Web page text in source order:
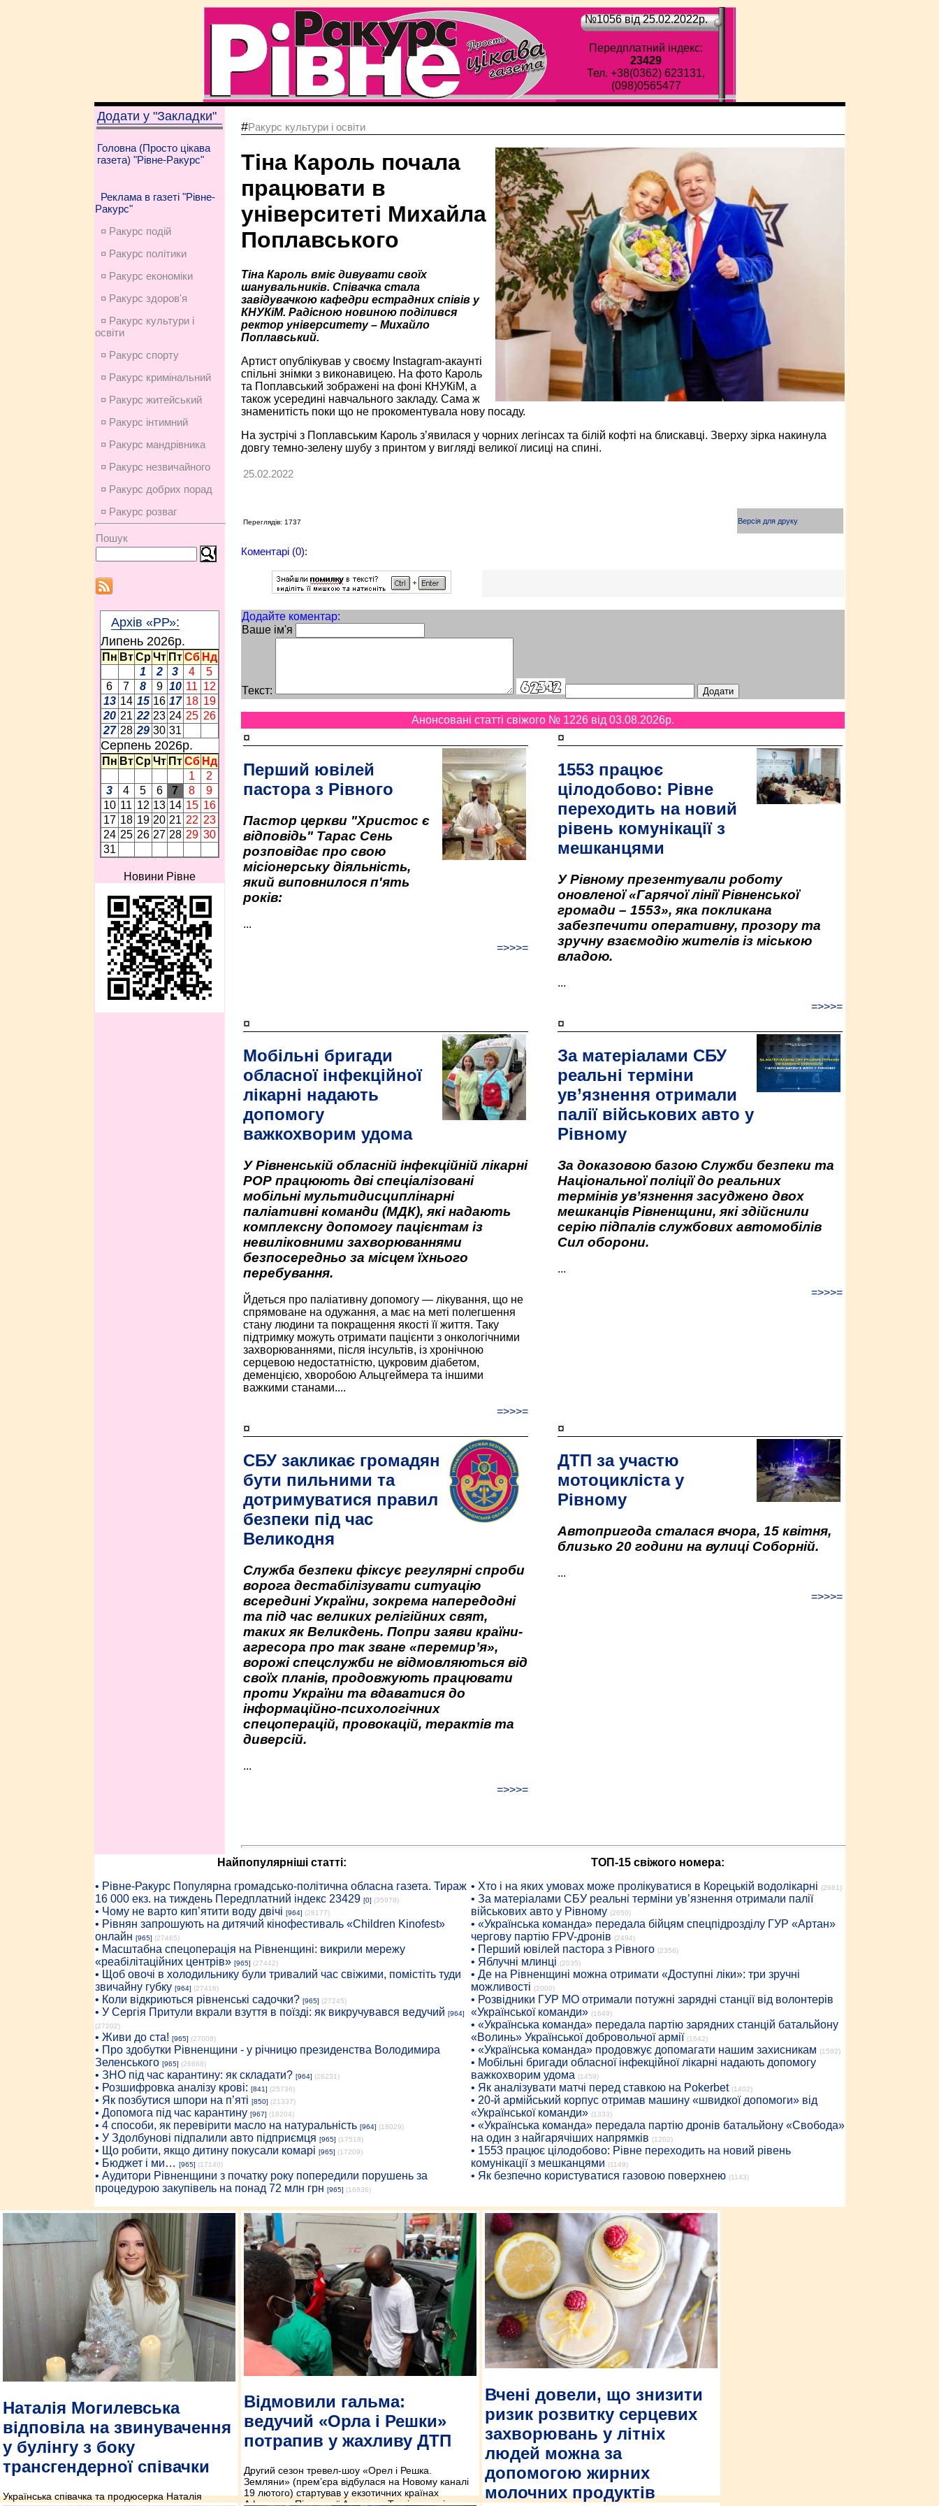
№1056 від 25.02.2022p.
Передплатний індекс:
23429
Тел. +38(0362) 623131,
(098)0565477
Додати у "Закладки"
Головна (Просто цікава
газета) "Рівне-Ракурс"
Реклама в газеті "Рівне-
Ракурс"
¤ Ракурс подій
¤ Ракурс політики
¤ Ракурс економiки
¤ Ракурс здоров'я
¤ Ракурс культури і
освіти
¤ Ракурс спорту
¤ Ракурс кримінальний
¤ Ракурс житейський
¤ Ракурс інтимний
¤ Ракурс мандрівника
¤ Ракурс незвичайного
¤ Ракурс добрих порад
¤ Ракурс розваг
Пошук
Архів «РР»:
Липень 2026p.
Пн Вт Ср Чт Пт Сб Нд
1
2 3 4
5
6
7 8 9 10 11 12
13 14 15 16 17 18 19
20 21 22 23 24 25 26
27 28 29 30 31
Серпень 2026p.
Пн Вт Ср Чт Пт Сб Нд
1
2
3
4 5 6 7 8
9
10 11 12 13 14 15 16
17 18 19 20 21 22 23
24 25 26 27 28 29 30
31
Новини Рівне
#Ракурс культури і освіти
Тіна Кароль почала
працювати в
університеті Михайла
Поплавського
Тіна Кароль вміє дивувати своїх
шанувальників. Співачка стала
завідувачкою кафедри естрадних співів у
КНУКіМ. Радісною новиною поділився
ректор університету – Михайло
Поплавський.
Артист опублікував у своєму Instagram-акаунті
спільні знімки з виконавицею. На фото Кароль
та Поплавський зображені на фоні КНУКіМ, а
також усередині навчального закладу. Сама ж
знаменитість поки що не прокоментувала нову посаду.
На зустрічі з Поплавським Кароль з’явилася у чорних легінсах та білій кофті на блискавці. Зверху зірка накинула
довгу темно-зелену шубу з принтом у вигляді великої лисиці на спині.
25.02.2022
Переглядів: 1737 Версія для друку
Коментарі (0):
Додайте коментар:
Ваше ім'я
Текст:
Анонсовані статті свіжого № 1226 від 03.08.2026p.
¤
Перший ювілей
пастора з Рівного
Пастор церкви "Христос є
відповідь" Тарас Сень
розповідає про свою
місіонерську діяльність,
який виповнилося п'ять
років:
...
=>>>=
¤
1553 працює
цілодобово: Рівне
переходить на новий
рівень комунікації з
мешканцями
У Рівному презентували роботу
оновленої «Гарячої лінії Рівненської
громади – 1553», яка покликана
забезпечити оперативну, прозору та
зручну взаємодію жителів із міською
владою.
...
=>>>=
¤
Мобільні бригади
обласної інфекційної
лікарні надають
допомогу
важкохворим удома
У Рівненській обласній інфекційній лікарні
РОР працюють дві спеціалізовані
мобільні мультидисциплінарні
паліативні команди (МДК), які надають
комплексну допомогу пацієнтам із
невиліковними захворюваннями
безпосередньо за місцем їхнього
перебування.
Йдеться про паліативну допомогу — лікування, що не
спрямоване на одужання, а має на меті полегшення
стану людини та покращення якості її життя. Таку
підтримку можуть отримати пацієнти з онкологічними
захворюваннями, після інсультів, із хронічною
серцевою недостатністю, цукровим діабетом,
деменцією, хворобою Альцгеймера та іншими
важкими станами....
=>>>=
¤
За матеріалами СБУ
реальні терміни
ув’язнення отримали
палії військових авто у
Рівному
За доказовою базою Служби безпеки та
Національної поліції до реальних
термінів ув’язнення засуджено двох
мешканців Рівненщини, які здійснили
серію підпалів службових автомобілів
Сил оборони.
...
=>>>=
¤
СБУ закликає громадян
бути пильними та
дотримуватися правил
безпеки під час
Великодня
Служба безпеки фіксує регулярні спроби
ворога дестабілізувати ситуацію
всередині України, зокрема напередодні
та під час великих релігійних свят,
таких як Великдень. Попри заяви країни-
агресора про так зване «перемир’я»,
ворожі спецслужби не відмовляються від
своїх планів, продовжують працювати
проти України та вдаватися до
інформаційно-психологічних
спецоперацій, провокацій, терактів та
диверсій.
...
=>>>=
¤
ДТП за участю
мотоцикліста у
Рівному
Автопригода сталася вчора, 15 квітня,
близько 20 години на вулиці Соборній.
...
=>>>=
Найпопулярніші статті:
• Рiвне-Ракурс Популярна громадсько-політична обласна газета. Тираж
16 000 екз. на тиждень Передплатний індекс 23429 [0] (35978)
• Чому не варто кип’ятити воду двічі [964] (28177)
• Рівнян запрошують на дитячий кінофестиваль «Children Kinofest»
онлайн [965] (27465)
• Масштабна спецоперація на Рівненщині: викрили мережу
«реабілітаційних центрів» [965] (27442)
• Щоб овочі в холодильнику були тривалий час свіжими, помістіть туди
звичайну губку [964] (27416)
• Коли відкриються рівненські садочки? [965] (27245)
• У Сергія Притули вкрали взуття в поїзді: як викручувався ведучий [964]
(27202)
• Живи до ста! [965] (27008)
• Про здобутки Рівненщини - у річницю президенства Володимира
Зеленського [965] (26668)
• ЗНО під час карантину: як складати? [964] (26231)
• Розшифровка аналізу крові: [841] (25736)
• Як позбутися шпори на п’яті [850] (21337)
• Допомога під час карантину [967] (18204)
• 4 способи, як перевірити масло на натуральність [964] (18029)
• У Здолбунові підпалили авто підприємця [965] (17518)
• Що робити, якщо дитину покусали комарі [965] (17209)
• Бюджет і ми… [965] (17140)
• Аудитори Рівненщини з початку року попередили порушень за
процедурою закупівель на понад 72 млн грн [965] (16836)
ТОП-15 свіжого номера:
• Хто і на яких умовах може пролікуватися в Корецькій водолікарні (2661)
• За матеріалами СБУ реальні терміни ув’язнення отримали палії
військових авто у Рівному (2650)
• «Українська команда» передала бійцям спецпідрозділу ГУР «Артан»
чергову партію FPV-дронів (2494)
• Перший ювілей пастора з Рівного (2356)
• Яблучні млинці (2035)
• Де на Рівненщині можна отримати «Доступні ліки»: три зручні
можливості (2000)
• Розвідники ГУР МО отримали потужні зарядні станції від волонтерів
«Української команди» (1649)
• «Українська команда» передала партію зарядних станцій батальйону
«Волинь» Української добровольчої армії (1642)
• «Українська команда» продовжує допомагати нашим захисникам (1592)
• Мобільні бригади обласної інфекційної лікарні надають допомогу
важкохворим удома (1459)
• Як аналізувати матчі перед ставкою на Pokerbet (1402)
• 20-й армійський корпус отримав машину «швидкої допомоги» від
«Української команди» (1333)
• «Українська команда» передала партію дронів батальйону «Свобода»
на один з найгарячіших напрямків (1202)
• 1553 працює цілодобово: Рівне переходить на новий рівень
комунікації з мешканцями (1149)
• Як безпечно користуватися газовою поверхнею (1143)
Наталія Могилевська
відповіла на звинувачення
у булінгу з боку
трансгендерної співачки
Українська співачка та продюсерка Наталія
Відмовили гальма:
ведучий «Орла і Решки»
потрапив у жахливу ДТП
Другий сезон тревел-шоу «Орел і Решка.
Земляни» (прем’єра відбулася на Новому каналі
19 лютого) стартував у екзотичних країнах
Вчені довели, що знизити
ризик розвитку серцевих
захворювань у літніх
людей можна за
допомогою жирних
молочних продуктів